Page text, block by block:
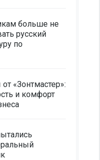
больше не
русский
по
«Зонтмастер»:
и комфорт